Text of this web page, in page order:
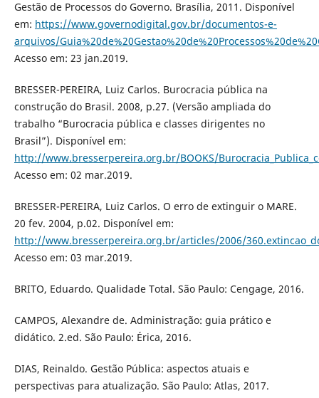
Gestão de Processos do Governo. Brasília, 2011. Disponível
em: https://www.governodigital.gov.br/documentos-e-
arquivos/
Acesso em: 23 jan.2019.
BRESSER-PEREIRA, Luiz Carlos. Burocracia pública na
construção do Brasil. 2008, p.27. (Versão ampliada do
trabalho “Burocracia pública e classes dirigentes no
Brasil”). Disponível em:
http://www.bresserpereira.org.br/BOOKS/
Acesso em: 02 mar.2019.
BRESSER-PEREIRA, Luiz Carlos. O erro de extinguir o MARE.
20 fev. 2004, p.02. Disponível em:
http://www.bresserpereira.org.br/articles/2006/
Acesso em: 03 mar.2019.
BRITO, Eduardo. Qualidade Total. São Paulo: Cengage, 2016.
CAMPOS, Alexandre de. Administração: guia prático e
didático. 2.ed. São Paulo: Érica, 2016.
DIAS, Reinaldo. Gestão Pública: aspectos atuais e
perspectivas para atualização. São Paulo: Atlas, 2017.